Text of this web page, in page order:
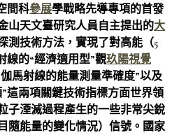
間科參展學戰略先導專項的首發
山天文臺研究人員自主提出的大
測技術方法，實現了對高能（5
線的“經濟適用型”觀玖陽視覺
馬射線的能量測量準確度”以及
這兩項關鍵技術指標方面世界領
子湮滅過程產生的一些非常尖銳
隨能量的變化情況）信號。國家